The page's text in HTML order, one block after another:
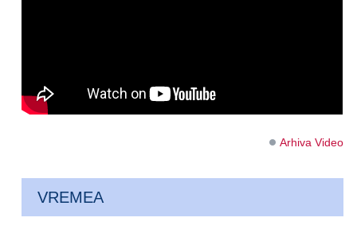
Arhiva Video
VREMEA